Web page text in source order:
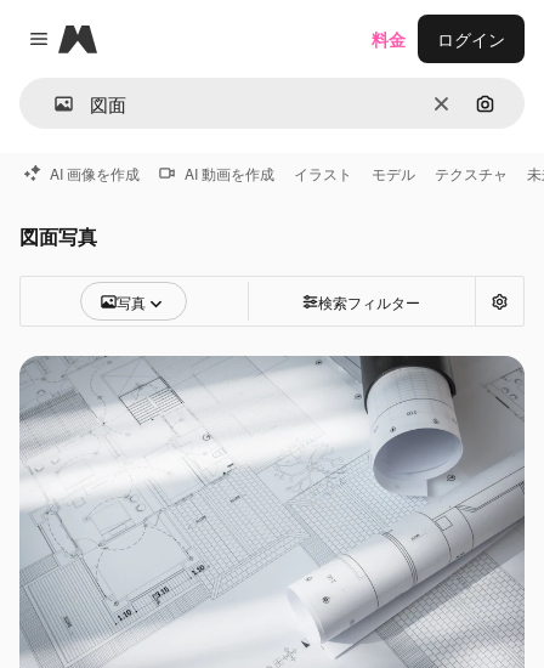
Close menu
Magnific
消去 画像で
料金 ログイン
AI 画像を作成 AI 動画を作成 イラスト モデル テクスチャ
図面写真
写真 検索フィルター